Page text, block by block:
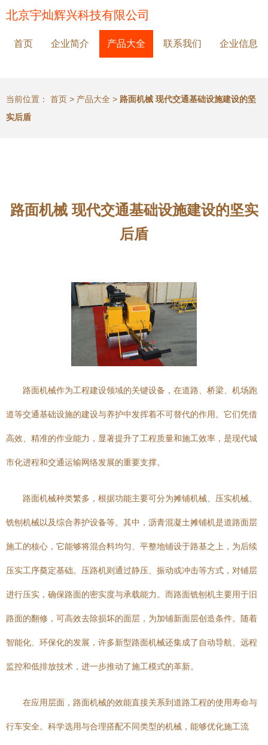
北京宇灿辉兴科技有限公司
首页 企业简介 产品大全 联系我们 企业信息
当前位置： 首页 > 产品大全 > 路面机械 现代交通基础设施建设的坚
实后盾
路面机械 现代交通基础设施建设的坚实
后盾
路面机械作为工程建设领域的关键设备，在道路、桥梁、机场跑
道等交通基础设施的建设与养护中发挥着不可替代的作用。它们凭借
高效、精准的作业能力，显著提升了工程质量和施工效率，是现代城
市化进程和交通运输网络发展的重要支撑。
路面机械种类繁多，根据功能主要可分为摊铺机械、压实机械、
铣刨机械以及综合养护设备等。其中，沥青混凝土摊铺机是道路面层
施工的核心，它能够将混合料均匀、平整地铺设于路基之上，为后续
压实工序奠定基础。压路机则通过静压、振动或冲击等方式，对铺层
进行压实，确保路面的密实度与承载能力。而路面铣刨机主要用于旧
路面的翻修，可高效去除损坏的面层，为加铺新面层创造条件。随着
智能化、环保化的发展，许多新型路面机械还集成了自动导航、远程
监控和低排放技术，进一步推动了施工模式的革新。
在应用层面，路面机械的效能直接关系到道路工程的使用寿命与
行车安全。科学选用与合理搭配不同类型的机械，能够优化施工流